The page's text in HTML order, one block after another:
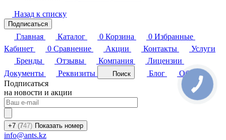
Назад к списку
Подписаться
Главная Каталог 0 Корзина 0 Избранные
Кабинет
0 Сравнение Акции Контакты
Услуги
Бренды
Отзывы Компания
Лицензии
Документы
Реквизиты Поиск Блог
Обзоры
Подписаться
на новости и акции
+7 (747) Показать номер
info@ants.kz